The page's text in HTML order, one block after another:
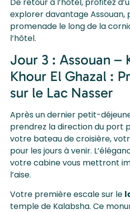
explorer davantage
promenade le long de la
l’hôtel.
Jour 3 : Assouan –
Khour El Ghazal :
sur le Lac Nasser
Après un dernier petit-
prendrez la direction du port
votre bateau de croisière,
pour les jours à venir.
votre cabine vous mettront
l’aise.
Votre première escale sur le
temple de Kalabsha. Ce